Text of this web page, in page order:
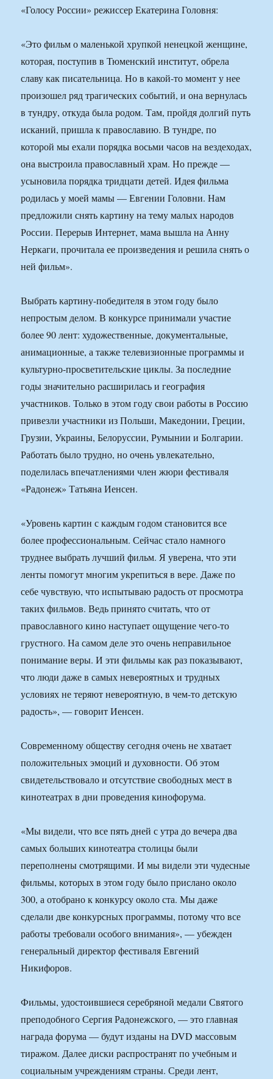
«Голосу России» режиссер Екатерина Головня:
«Это фильм о маленькой хрупкой ненецкой женщине,
которая, поступив в Тюменский институт, обрела
славу как писательница. Но в какой-то момент у нее
произошел ряд трагических событий, и она вернулась
в тундру, откуда была родом. Там, пройдя долгий путь
исканий, пришла к православию. В тундре, по
которой мы ехали порядка восьми часов на вездеходах,
она выстроила православный храм. Но прежде —
усыновила порядка тридцати детей. Идея фильма
родилась у моей мамы — Евгении Головни. Нам
предложили снять картину на тему малых народов
России. Перерыв Интернет, мама вышла на Анну
Неркаги, прочитала ее произведения и решила снять о
ней фильм».
Выбрать картину-победителя в этом году было
непростым делом. В конкурсе принимали участие
более 90 лент: художественные, документальные,
анимационные, а также телевизионные программы и
культурно-просветительские циклы. За последние
годы значительно расширилась и география
участников. Только в этом году свои работы в Россию
привезли участники из Польши, Македонии, Греции,
Грузии, Украины, Белоруссии, Румынии и Болгарии.
Работать было трудно, но очень увлекательно,
поделилась впечатлениями член жюри фестиваля
«Радонеж» Татьяна Иенсен.
«Уровень картин с каждым годом становится все
более профессиональным. Сейчас стало намного
труднее выбрать лучший фильм. Я уверена, что эти
ленты помогут многим укрепиться в вере. Даже по
себе чувствую, что испытываю радость от просмотра
таких фильмов. Ведь принято считать, что от
православного кино наступает ощущение чего-то
грустного. На самом деле это очень неправильное
понимание веры. И эти фильмы как раз показывают,
что люди даже в самых невероятных и трудных
условиях не теряют невероятную, в чем-то детскую
радость», — говорит Иенсен.
Современному обществу сегодня очень не хватает
положительных эмоций и духовности. Об этом
свидетельствовало и отсутствие свободных мест в
кинотеатрах в дни проведения кинофорума.
«Мы видели, что все пять дней с утра до вечера два
самых больших кинотеатра столицы были
переполнены смотрящими. И мы видели эти чудесные
фильмы, которых в этом году было прислано около
300, а отобрано к конкурсу около ста. Мы даже
сделали две конкурсных программы, потому что все
работы требовали особого внимания», — убежден
генеральный директор фестиваля Евгений
Никифоров.
Фильмы, удостоившиеся серебряной медали Святого
преподобного Сергия Радонежского, — это главная
награда форума — будут изданы на DVD массовым
тиражом. Далее диски распространят по учебным и
социальным учреждениям страны. Среди лент,